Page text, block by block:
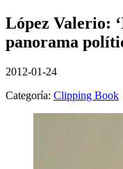
López Valerio:
panorama
2012-01-24
Categoría: Clipping Book